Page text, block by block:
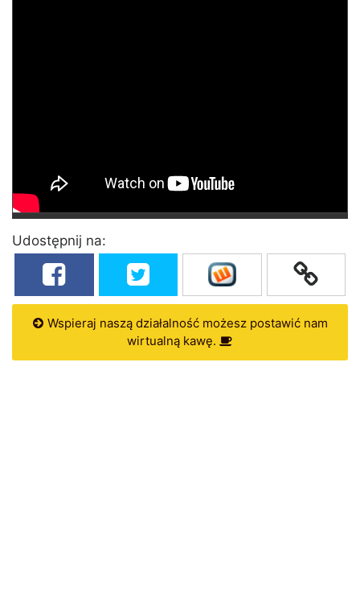
Udostępnij na:
Wspieraj naszą działalność możesz postawić nam
wirtualną kawę.